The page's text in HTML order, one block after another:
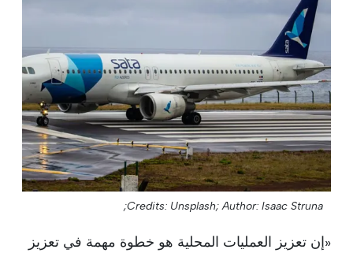
Credits: Unsplash; Author: Isaac Struna;
«إن تعزيز العمليات المحلية هو خطوة مهمة في تعزيز